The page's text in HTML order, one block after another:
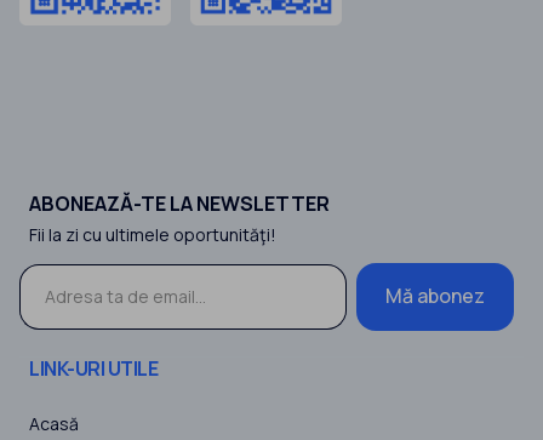
ABONEAZĂ-TE LA NEWSLETTER
Fii la zi cu ultimele oportunităţi!
Mă abonez
LINK-URI UTILE
Acasă